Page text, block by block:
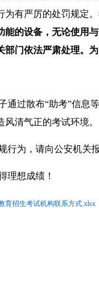
有严厉的处罚规定。
能的设备，无论使用
部门依法严肃处理。
通过散布“助考”信息
清气正的考试环境。
为，请向公安机关
理想成绩！
育招生考试机构联系方式.xlsx